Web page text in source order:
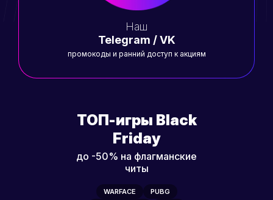
Наш
Telegram / VK
промокоды и ранний доступ к акциям
ТОП-игры Black
Friday
до -50% на флагманские
читы
WARFACE
PUBG